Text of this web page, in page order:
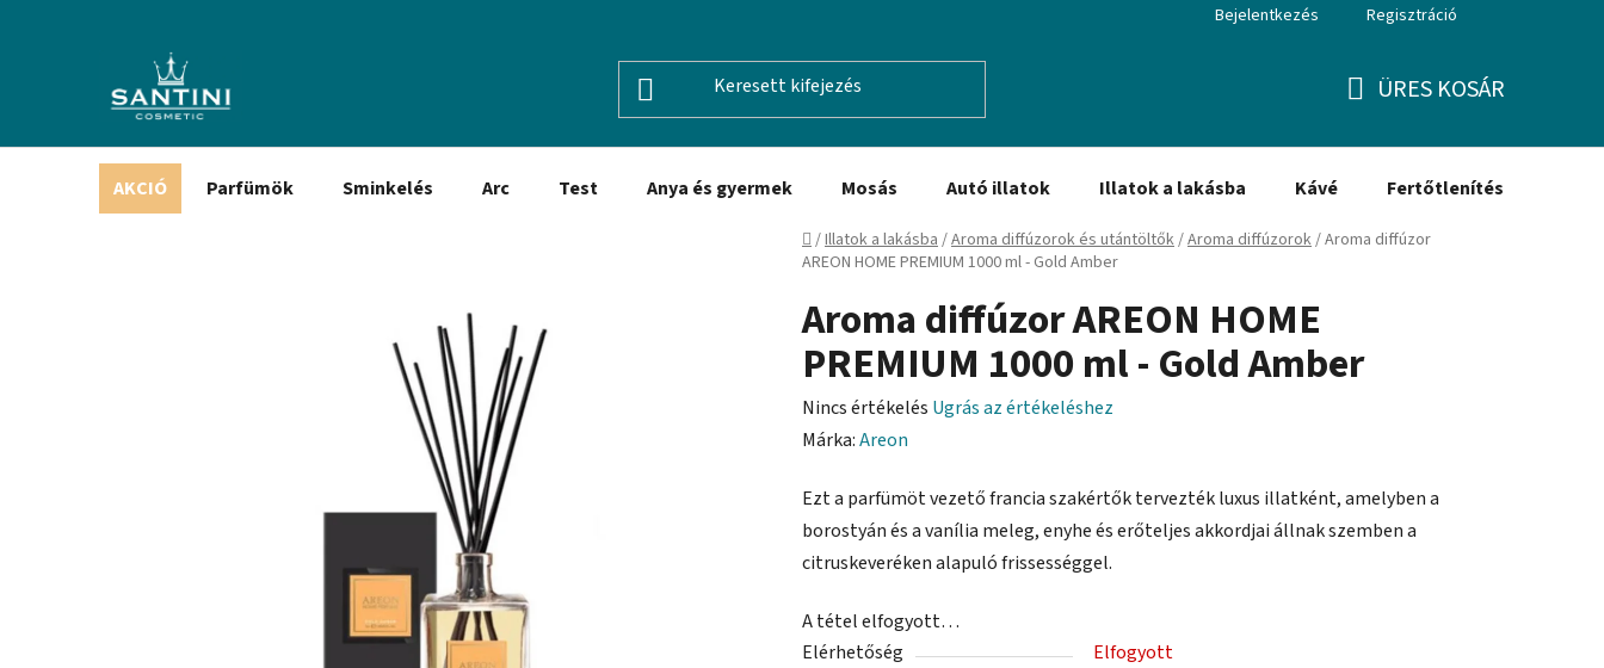
Bejelentkezés Regisztráció
ÜRES KOSÁR
AKCIÓ Parfümök Sminkelés Arc Test Anya és gyermek Mosás Autó illatok Illatok a lakásba Kávé Fertőtlenítés
Kezdőlap
/Illatok a lakásba/Aroma diffúzorok és utántöltők/Aroma diffúzorok/Aroma diffúzor
AREON HOME PREMIUM 1000 ml - Gold Amber
Aroma diffúzor AREON HOME
PREMIUM 1000 ml - Gold Amber
A
termék
értékelése
5-
ből
csillag.
Nincs értékelés Ugrás az értékeléshez
Márka:Areon
Ezt a parfümöt vezető francia szakértők tervezték luxus illatként, amelyben a
borostyán és a vanília meleg, enyhe és erőteljes akkordjai állnak szemben a
citruskeveréken alapuló frissességgel.
A tétel elfogyott…
Elérhetőség
Elfogyott